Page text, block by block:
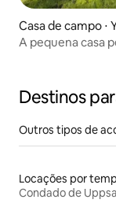
Casa de campo ⋅
A pequena casa
Destinos
Outros tipos de
Condado de